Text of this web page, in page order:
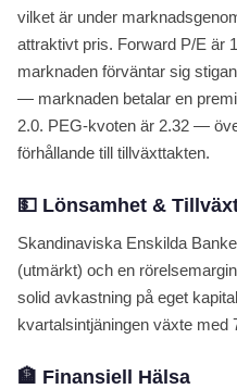
vilket är under
attraktivt pris. Forward P/E är
marknaden förväntar sig
— marknaden betalar en
2.0. PEG-kvoten är 2.32 —
förhållande till tillväxttakten.
💵 Lönsamhet &
Skandinaviska Enskilda
(utmärkt) och en
solid avkastning på eget
kvartalsintjäningen växte med
🏦 Finansiell Hälsa